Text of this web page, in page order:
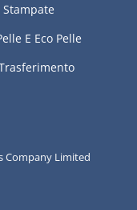
Stampate
E Eco Pelle
Company Limited